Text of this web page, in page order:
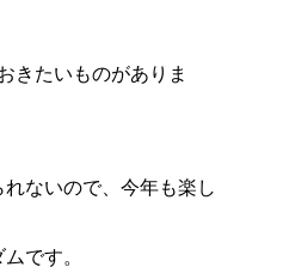
きたいものがありま
ないので、今年も楽し
です。